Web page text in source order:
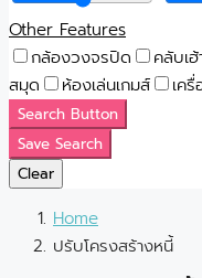
Other Features
กล้องวงจรปิด
คลับเ
สมุด
ห้องเล่นเกมส์ เค
Search Button
Save Search
Clear
Home
ปรับโครงสร้างหนี้